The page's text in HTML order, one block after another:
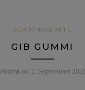
SCHREIBGERÄTE
GIB GUMMI
Posted on 2. September 2021